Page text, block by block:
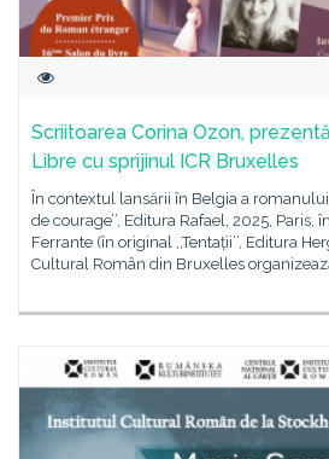
Scriitoarea Corina Ozon,
Libre cu sprijinul ICR Bruxelles
În contextul lansării în Belgia a
de courage’’, Editura Rafael, 2025, Paris,
Ferrante (în original ,,Tentații’’, Editura
Cultural Român din Bruxelles